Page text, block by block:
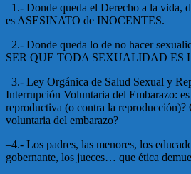
–1.- Donde queda el Derecho a la vida,
es ASESINATO de INOCENTES.
–2.- Donde queda lo de no hacer
SER QUE TODA SEXUALIDAD ES
–3.- Ley Orgánica de Salud Sexual y
Interrupción Voluntaria del Embarazo:
reproductiva (o contra la reproducción)?
voluntaria del embarazo?
–4.- Los padres, las menores, los
gobernante, los jueces… que ética